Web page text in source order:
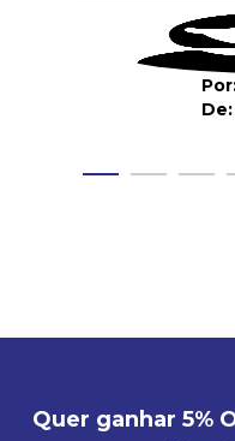
Quer ganhar 5%